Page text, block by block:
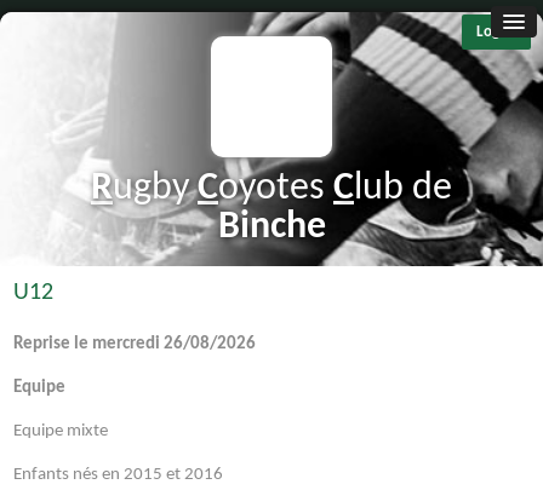
Log in
RugbyCoyotes Club de
Binche
U12
Reprise le mercredi 26/08/2026
Equipe
Equipe mixte
Enfants nés en 2015 et 2016